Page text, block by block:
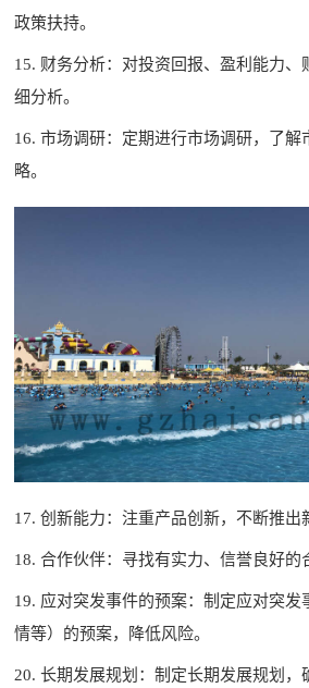
政策扶持。
15. 财务分析：对投资回报、盈利能力、
细分析。
16. 市场调研：定期进行市场调研，了解
略。
17. 创新能力：注重产品创新，不断推出
18. 合作伙伴：寻找有实力、信誉良好的
19. 应对突发事件的预案：制定应对突发
情等）的预案，降低风险。
20. 长期发展规划：制定长期发展规划，